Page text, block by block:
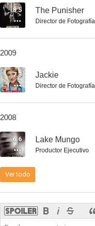
8.5 The Punisher
Director de Fotografía
2009
7.3 Jackie
Director de Fotografía
2008
6.6 Lake Mungo
Productor Ejecutivo
Ver todo